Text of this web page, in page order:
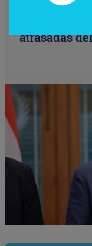
Déficit
atrasadas